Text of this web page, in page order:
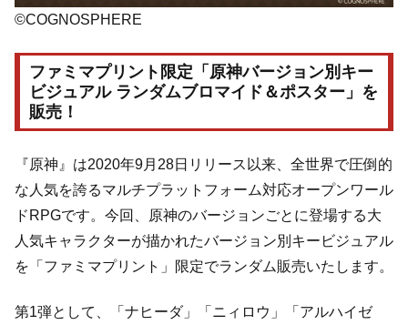
©COGNOSPHERE
ファミマプリント限定「原神バージョン別キー
ビジュアル ランダムブロマイド＆ポスター」を
販売！
『原神』は2020年9月28日リリース以来、全世界で圧倒的
な人気を誇るマルチプラットフォーム対応オープンワール
ドRPGです。今回、原神のバージョンごとに登場する大
人気キャラクターが描かれたバージョン別キービジュアル
を「ファミマプリント」限定でランダム販売いたします。
第1弾として、「ナヒーダ」「ニィロウ」「アルハイゼ